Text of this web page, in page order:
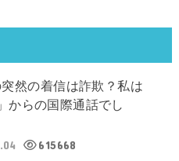
然の着信は詐欺？私は
からの国際通話でし
615668